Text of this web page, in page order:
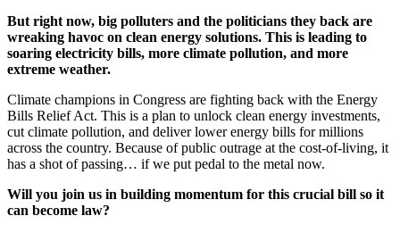
But right now, big polluters and the politicians they back are
wreaking havoc on clean energy solutions. This is leading to
soaring electricity bills, more climate pollution, and more
extreme weather.
Climate champions in Congress are fighting back with the Energy
Bills Relief Act. This is a plan to unlock clean energy investments,
cut climate pollution, and deliver lower energy bills for millions
across the country. Because of public outrage at the cost-of-living, it
has a shot of passing… if we put pedal to the metal now.
Will you join us in building momentum for this crucial bill so it
can become law?